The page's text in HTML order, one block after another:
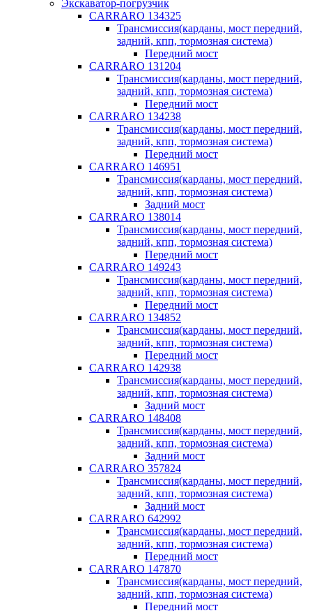
Экскаватор-погрузчик
CARRARO 134325
Трансмиссия(карданы, мост передний,
задний, кпп, тормозная система)
Передний мост
CARRARO 131204
Трансмиссия(карданы, мост передний,
задний, кпп, тормозная система)
Передний мост
CARRARO 134238
Трансмиссия(карданы, мост передний,
задний, кпп, тормозная система)
Передний мост
CARRARO 146951
Трансмиссия(карданы, мост передний,
задний, кпп, тормозная система)
Задний мост
CARRARO 138014
Трансмиссия(карданы, мост передний,
задний, кпп, тормозная система)
Передний мост
CARRARO 149243
Трансмиссия(карданы, мост передний,
задний, кпп, тормозная система)
Передний мост
CARRARO 134852
Трансмиссия(карданы, мост передний,
задний, кпп, тормозная система)
Передний мост
CARRARO 142938
Трансмиссия(карданы, мост передний,
задний, кпп, тормозная система)
Задний мост
CARRARO 148408
Трансмиссия(карданы, мост передний,
задний, кпп, тормозная система)
Задний мост
CARRARO 357824
Трансмиссия(карданы, мост передний,
задний, кпп, тормозная система)
Задний мост
CARRARO 642992
Трансмиссия(карданы, мост передний,
задний, кпп, тормозная система)
Передний мост
CARRARO 147870
Трансмиссия(карданы, мост передний,
задний, кпп, тормозная система)
Передний мост